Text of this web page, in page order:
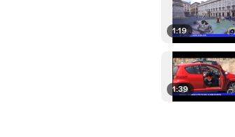
1:19
1:39